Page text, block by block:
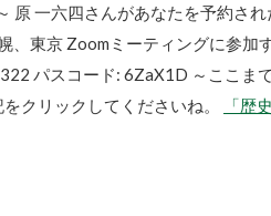
原 一六四さんがあなたを予約さ
、東京 Zoomミーティングに参
パスコード: 6ZaX1D ～ここま
クリックしてくださいね。
「歴